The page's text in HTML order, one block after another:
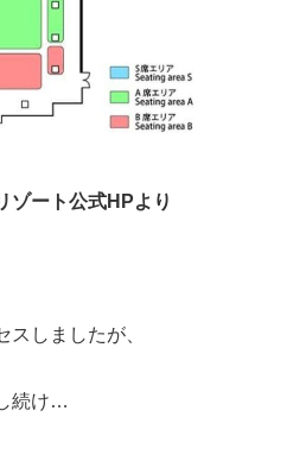
ゾート公式HPより
しましたが、
続け…